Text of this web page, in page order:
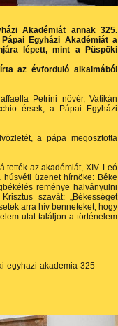
Akadémiát annak 325.
Egyházi Akadémiát a
lépett, mint a Püspöki
az évforduló alkalmából
Petrini nővér, Vatikán
érsek, a Pápai Egyházi
a pápa megosztotta
tették az akadémiát, XIV. Leó
üzenet hírnöke: Béke
reménye halványulni
szavát: „Békességet
arra hív benneteket, hogy
utat találjon a történelem
egyhazi-akademia-325-